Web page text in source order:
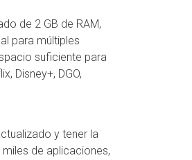
de 2 GB de RAM,
para múltiples
suficiente para
Disney+, DGO,
y tener la
de aplicaciones,